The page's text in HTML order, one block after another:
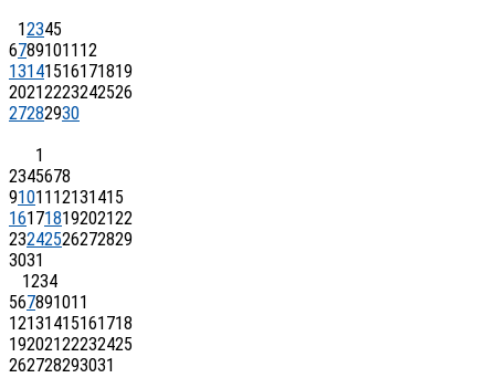
12345
67891011 12
13141516171819
20212223242526
27282930
1
2345678
91011 12131415
16171819202122
23242526272829
3031
1234
567891011
12131415161718
19202122232425
262728293031